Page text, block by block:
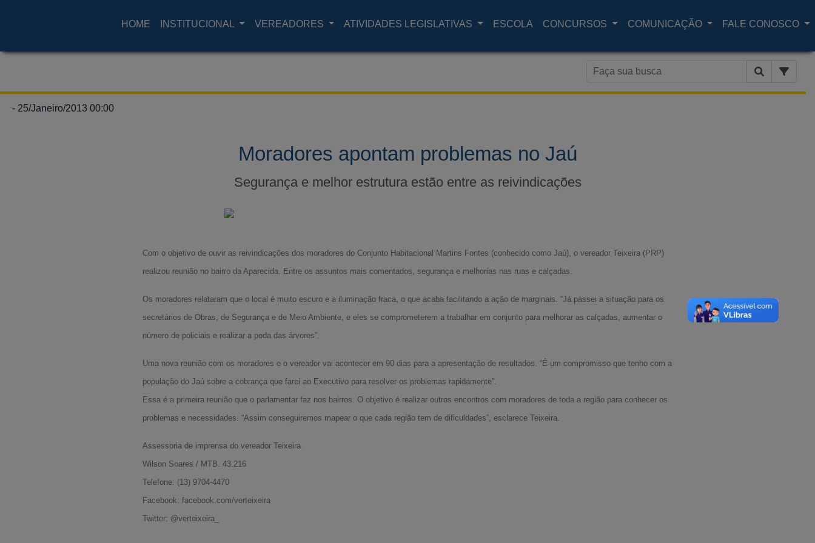
HOME INSTITUCIONAL VEREADORES ATIVIDADES LEGISLATIVAS ESCOLA CONCURSOS COMUNICAÇÃO FALE CONOSCO
- 25/Janeiro/2013 00:00
Moradores apontam problemas no Jaú
Segurança e melhor estrutura estão entre as reivindicações
Com o objetivo de ouvir as reivindicações dos moradores do Conjunto Habitacional Martins Fontes (conhecido como Jaú), o vereador Teixeira (PRP)
realizou reunião no bairro da Aparecida. Entre os assuntos mais comentados, segurança e melhorias nas ruas e calçadas.
Os moradores relataram que o local é muito escuro e a iluminação fraca, o que acaba facilitando a ação de marginais. “Já passei a situação para os
secretários de Obras, de Segurança e de Meio Ambiente, e eles se comprometerem a trabalhar em conjunto para melhorar as calçadas, aumentar o
número de policiais e realizar a poda das árvores”.
Uma nova reunião com os moradores e o vereador vai acontecer em 90 dias para a apresentação de resultados. “É um compromisso que tenho com a
população do Jaú sobre a cobrança que farei ao Executivo para resolver os problemas rapidamente”.
Essa é a primeira reunião que o parlamentar faz nos bairros. O objetivo é realizar outros encontros com moradores de toda a região para conhecer os
problemas e necessidades. “Assim conseguiremos mapear o que cada região tem de dificuldades”, esclarece Teixeira.
Assessoria de imprensa do vereador Teixeira
Wilson Soares / MTB. 43.216
Telefone: (13) 9704-4470
Facebook: facebook.com/verteixeira
Twitter: @verteixeira_